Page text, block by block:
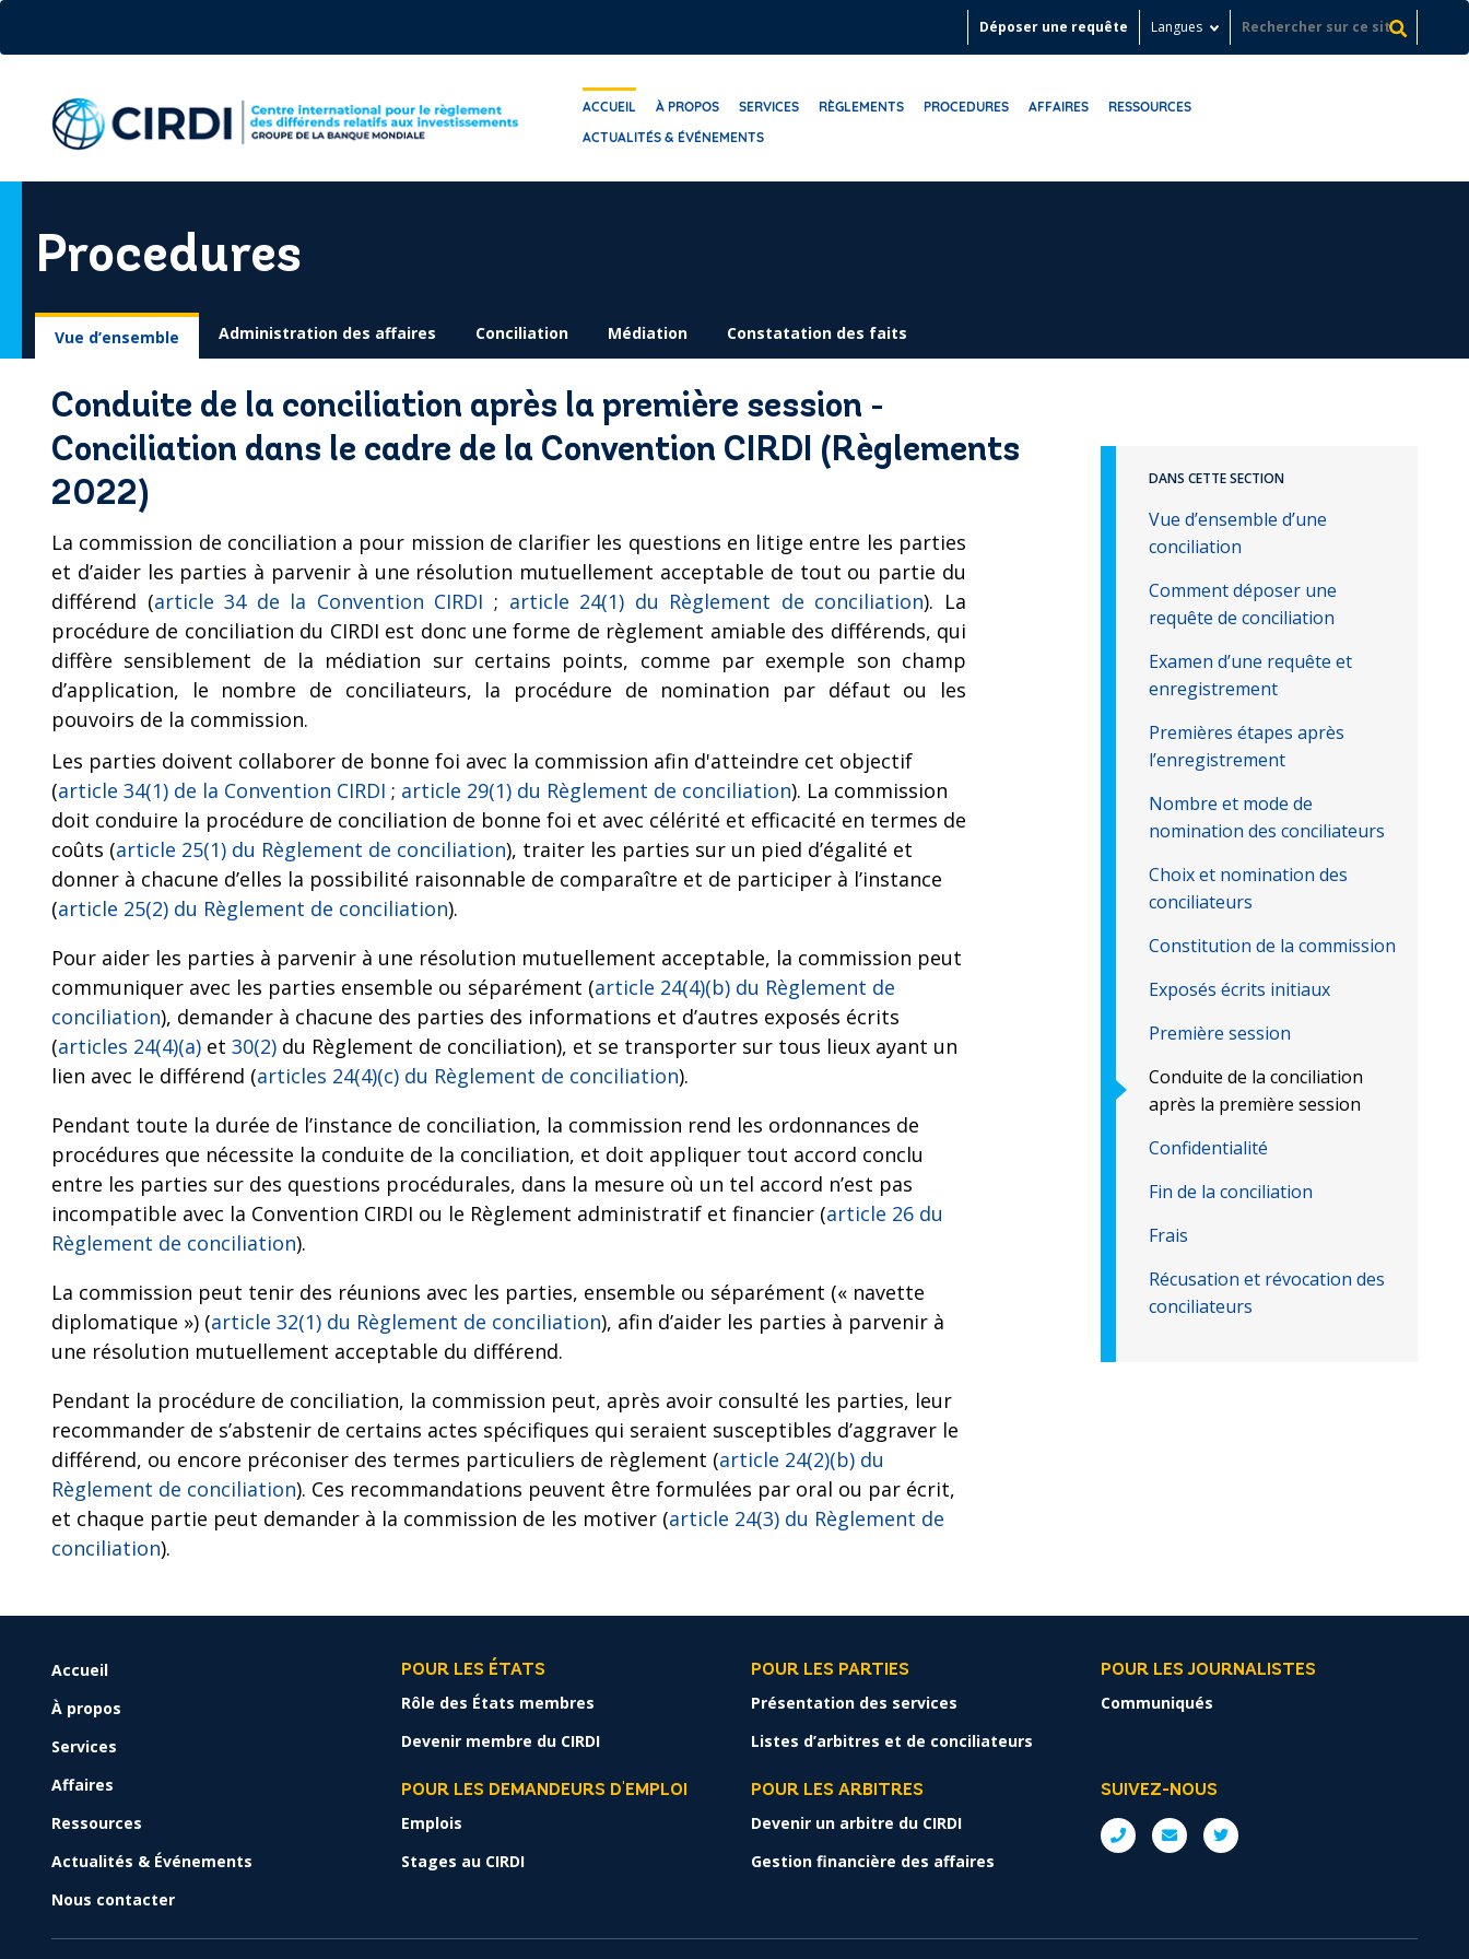
principal
Déposer une requête Langues
ACCUEIL À PROPOS SERVICES RÈGLEMENTS PROCEDURES AFFAIRES
RESSOURCES
ACTUALITÉS & ÉVÉNEMENTS
Procedures
Vue d’ensemble Administration des affaires Conciliation Médiation Constatation des faits
Conduite de la conciliation après la première session -
Conciliation dans le cadre de la Convention CIRDI (Règlements
2022)
La commission de conciliation a pour mission de clarifier les questions en litige entre les parties
et d’aider les parties à parvenir à une résolution mutuellement acceptable de tout ou partie du
différend (article 34 de la Convention CIRDI ; article 24(1) du Règlement de conciliation). La
procédure de conciliation du CIRDI est donc une forme de règlement amiable des différends, qui
diffère sensiblement de la médiation sur certains points, comme par exemple son champ
d’application, le nombre de conciliateurs, la procédure de nomination par défaut ou les
pouvoirs de la commission.
Les parties doivent collaborer de bonne foi avec la commission afin d'atteindre cet objectif
(article 34(1) de la Convention CIRDI ; article 29(1) du Règlement de conciliation). La commission
doit conduire la procédure de conciliation de bonne foi et avec célérité et efficacité en termes de
coûts (article 25(1) du Règlement de conciliation), traiter les parties sur un pied d’égalité et
donner à chacune d’elles la possibilité raisonnable de comparaître et de participer à l’instance
(article 25(2) du Règlement de conciliation).
Pour aider les parties à parvenir à une résolution mutuellement acceptable, la commission peut
communiquer avec les parties ensemble ou séparément (article 24(4)(b) du Règlement de
conciliation), demander à chacune des parties des informations et d’autres exposés écrits
(articles 24(4)(a) et 30(2) du Règlement de conciliation), et se transporter sur tous lieux ayant un
lien avec le différend (articles 24(4)(c) du Règlement de conciliation).
Pendant toute la durée de l’instance de conciliation, la commission rend les ordonnances de
procédures que nécessite la conduite de la conciliation, et doit appliquer tout accord conclu
entre les parties sur des questions procédurales, dans la mesure où un tel accord n’est pas
incompatible avec la Convention CIRDI ou le Règlement administratif et financier (article 26 du
Règlement de conciliation).
La commission peut tenir des réunions avec les parties, ensemble ou séparément (« navette
diplomatique ») (article 32(1) du Règlement de conciliation), afin d’aider les parties à parvenir à
une résolution mutuellement acceptable du différend.
Pendant la procédure de conciliation, la commission peut, après avoir consulté les parties, leur
recommander de s’abstenir de certains actes spécifiques qui seraient susceptibles d’aggraver le
différend, ou encore préconiser des termes particuliers de règlement (article 24(2)(b) du
Règlement de conciliation). Ces recommandations peuvent être formulées par oral ou par écrit,
et chaque partie peut demander à la commission de les motiver (article 24(3) du Règlement de
conciliation).
DANS CETTE SECTION
Vue d’ensemble d’une
conciliation
Comment déposer une
requête de conciliation
Examen d’une requête et
enregistrement
Premières étapes après
l’enregistrement
Nombre et mode de
nomination des conciliateurs
Choix et nomination des
conciliateurs
Constitution de la commission
Exposés écrits initiaux
Première session
Conduite de la conciliation
après la première session
Confidentialité
Fin de la conciliation
Frais
Récusation et révocation des
conciliateurs
FOOTER
Accueil
À propos
Services
Affaires
Ressources
Actualités & Événements
Nous contacter
POUR LES ÉTATS
Rôle des États membres
Devenir membre du CIRDI
POUR LES DEMANDEURS D'EMPLOI
Emplois
Stages au CIRDI
POUR LES PARTIES
Présentation des services
Listes d’arbitres et de conciliateurs
POUR LES ARBITRES
Devenir un arbitre du CIRDI
Gestion financière des affaires
POUR LES JOURNALISTES
Communiqués
SUIVEZ-NOUS